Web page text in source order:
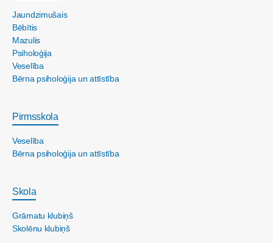
Jaundzimušais
Bēbītis
Mazulis
Psiholoģija
Veselība
Bērna psiholoģija un attīstība
Pirmsskola
Veselība
Bērna psiholoģija un attīstība
Skola
Grāmatu klubiņš
Skolēnu klubiņš